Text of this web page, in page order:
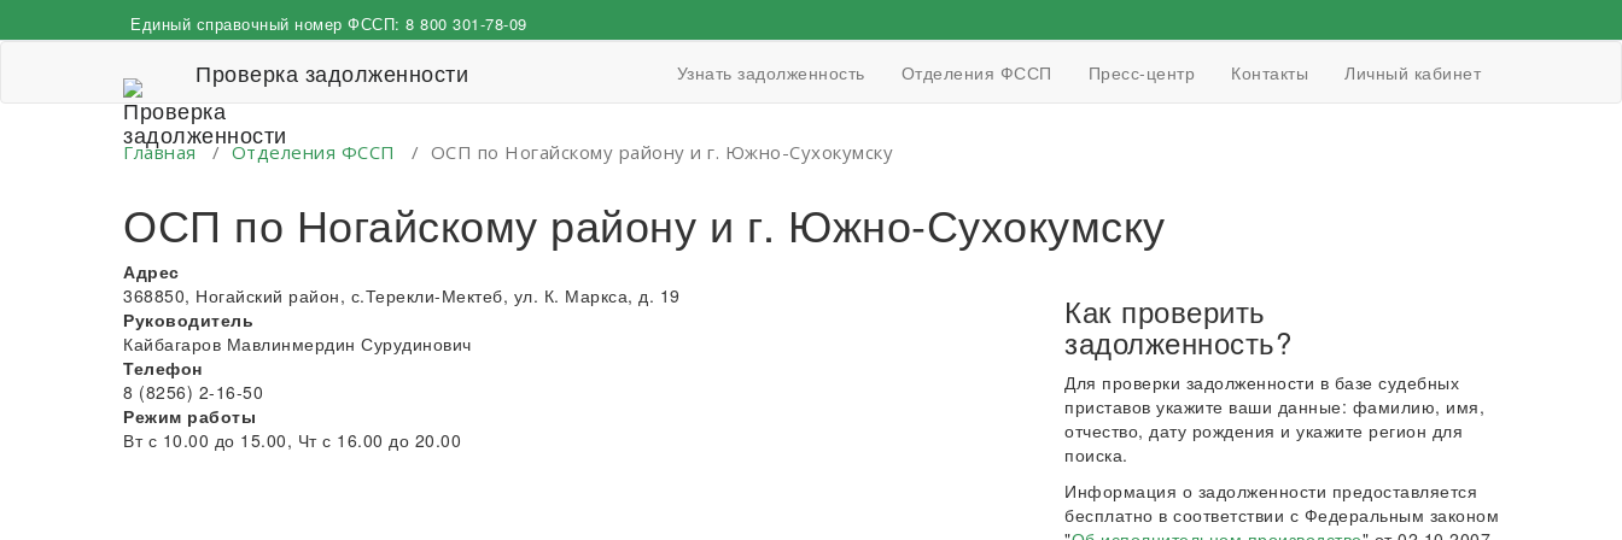
к
Единый справочный номер ФССП: 8 800 301-78-09
Проверка задолженности Узнать задолженность Отделения ФССП Пресс-центр Контакты Личный кабинет
Главная / Отделения ФССП / ОСП по Ногайскому району и г. Южно-Сухокумску
ОСП по Ногайскому району и г. Южно-Сухокумску
Адрес
368850, Ногайский район, с.Терекли-Мектеб, ул. К. Маркса, д. 19
Руководитель
Кайбагаров Мавлинмердин Сурудинович
Телефон
8 (8256) 2-16-50
Режим работы
Вт с 10.00 до 15.00, Чт с 16.00 до 20.00
Как проверить
задолженность?
Для проверки задолженности в базе судебных
приставов укажите ваши данные: фамилию, имя,
отчество, дату рождения и укажите регион для
поиска.
Информация о задолженности предоставляется
бесплатно в соответствии с Федеральным законом